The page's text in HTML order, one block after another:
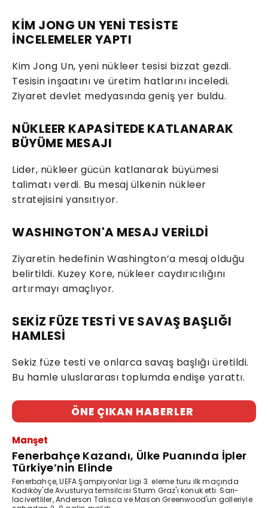
KİM JONG UN YENİ TESİSTE
İNCELEMELER YAPTI
Kim Jong Un, yeni nükleer tesisi bizzat gezdi.
Tesisin inşaatını ve üretim hatlarını inceledi.
Ziyaret devlet medyasında geniş yer buldu.
NÜKLEER KAPASİTEDE KATLANARAK
BÜYÜME MESAJI
Lider, nükleer gücün katlanarak büyümesi
talimatı verdi. Bu mesaj ülkenin nükleer
stratejisini yansıtıyor.
WASHINGTON'A MESAJ VERİLDİ
Ziyaretin hedefinin Washington’a mesaj olduğu
belirtildi. Kuzey Kore, nükleer caydırıcılığını
artırmayı amaçlıyor.
SEKİZ FÜZE TESTİ VE SAVAŞ BAŞLIĞI
HAMLESİ
Sekiz füze testi ve onlarca savaş başlığı üretildi.
Bu hamle uluslararası toplumda endişe yarattı.
ÖNE ÇIKAN HABERLER
Manşet
Fenerbahçe Kazandı, Ülke Puanında İpler
Türkiye’nin Elinde
Fenerbahçe, UEFA Şampiyonlar Ligi 3. eleme turu ilk maçında
Kadıköy'de Avusturya temsilcisi Sturm Graz'ı konuk etti. Sarı-
lacivertliler, Anderson Talisca ve Mason Greenwood'un golleriyle